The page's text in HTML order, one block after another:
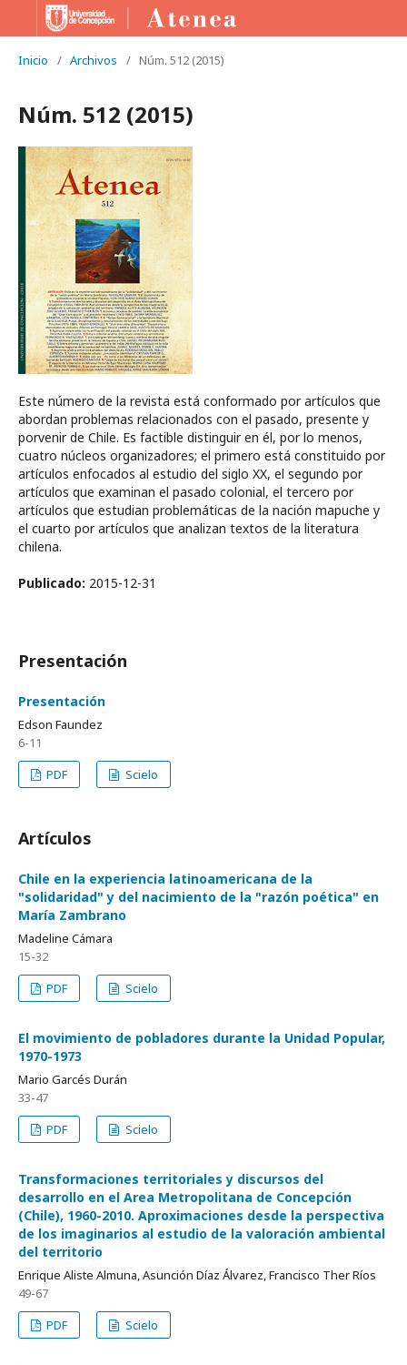
Inicio / Archivos / Núm. 512 (2015)
Núm. 512 (2015)
Este número de la revista está conformado por artículos que
abordan problemas relacionados con el pasado, presente y
porvenir de Chile. Es factible distinguir en él, por lo menos,
cuatro núcleos organizadores; el primero está constituido por
artículos enfocados al estudio del siglo XX, el segundo por
artículos que examinan el pasado colonial, el tercero por
artículos que estudian problemáticas de la nación mapuche y
el cuarto por artículos que analizan textos de la literatura
chilena.
Publicado: 2015-12-31
Presentación
Presentación
Edson Faundez
6-11
PDF
Scielo
Artículos
Chile en la experiencia latinoamericana de la
"solidaridad" y del nacimiento de la "razón poética" en
María Zambrano
Madeline Cámara
15-32
PDF
Scielo
El movimiento de pobladores durante la Unidad Popular,
1970-1973
Mario Garcés Durán
33-47
PDF
Scielo
Transformaciones territoriales y discursos del
desarrollo en el Area Metropolitana de Concepción
(Chile), 1960-2010. Aproximaciones desde la perspectiva
de los imaginarios al estudio de la valoración ambiental
del territorio
Enrique Aliste Almuna, Asunción Díaz Álvarez, Francisco Ther Ríos
49-67
PDF
Scielo